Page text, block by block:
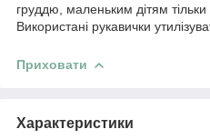
груддю, маленьким дітям
Використані рукавички
Приховати
Характеристики